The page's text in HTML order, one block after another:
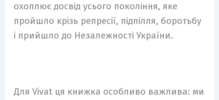
охоплює досвід усього покоління, яке
пройшло крізь репресії, підпілля, боротьбу
і прийшло до Незалежності України.
Для Vivat ця книжка особливо важлива: ми